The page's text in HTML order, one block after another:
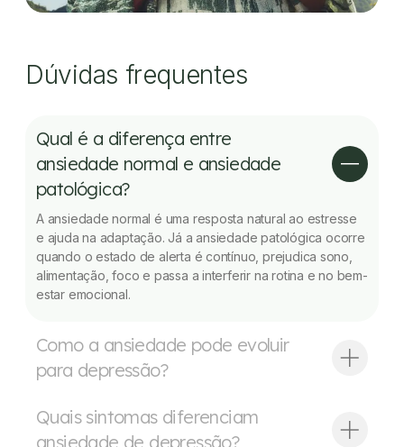
Dúvidas frequentes
Qual é a diferença entre
ansiedade normal e ansiedade
patológica?
A ansiedade normal é uma resposta natural ao estresse
e ajuda na adaptação. Já a ansiedade patológica ocorre
quando o estado de alerta é contínuo, prejudica sono,
alimentação, foco e passa a interferir na rotina e no bem-
estar emocional.
Como a ansiedade pode evoluir
para depressão?
Quais sintomas diferenciam
ansiedade de depressão?